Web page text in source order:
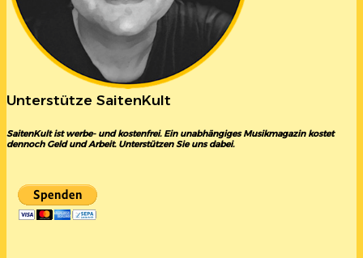
Unterstütze SaitenKult
SaitenKult ist werbe- und kostenfrei. Ein unabhängiges Musikmagazin kostet
dennoch Geld und Arbeit. Unterstützen Sie uns dabei.